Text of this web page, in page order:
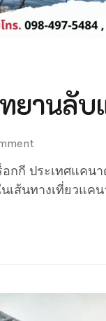
านลับ
National
Park
กกี ประเทศแคน
ส้นทางเที่ยวแค